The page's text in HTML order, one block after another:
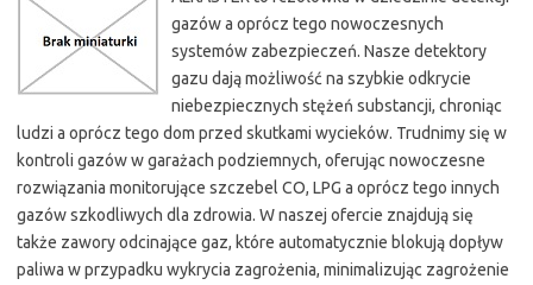
gazów a oprócz tego nowoczesnych
systemów zabezpieczeń. Nasze detektory
gazu dają możliwość na szybkie odkrycie
niebezpiecznych stężeń substancji, chroniąc
ludzi a oprócz tego dom przed skutkami wycieków. Trudnimy się w
kontroli gazów w garażach podziemnych, oferując nowoczesne
rozwiązania monitorujące szczebel CO, LPG a oprócz tego innych
gazów szkodliwych dla zdrowia. W naszej ofercie znajdują się
także zawory odcinające gaz, które automatycznie blokują dopływ
paliwa w przypadku wykrycia zagrożenia, minimalizując zagrożenie